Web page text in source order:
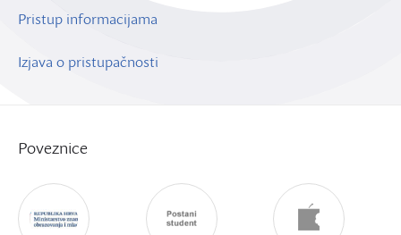
Pristup informacijama
Izjava o pristupačnosti
Poveznice